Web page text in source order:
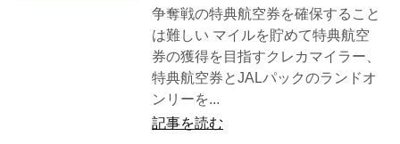
争奪戦の特典航空券を確保すること
は難しい マイルを貯めて特典航空
券の獲得を目指すクレカマイラー、
特典航空券とJALパックのランドオ
ンリーを...
記事を読む